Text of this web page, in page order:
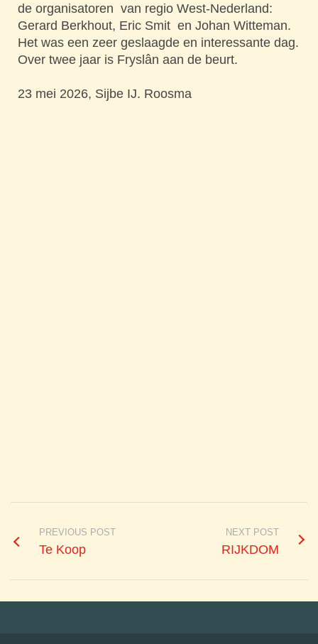
de organisatoren van regio West-Nederland:
Gerard Berkhout, Eric Smit en Johan Witteman.
Het was een zeer geslaagde en interessante dag.
Over twee jaar is Fryslân aan de beurt.
23 mei 2026, Sijbe IJ. Roosma
PREVIOUS POST
Te Koop
NEXT POST
RIJKDOM